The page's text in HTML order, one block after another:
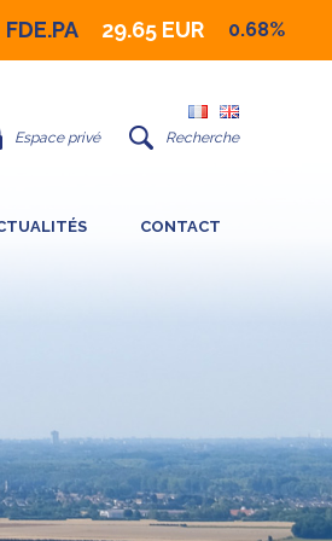
2026 - IMPACT DE LA FORTE
FDE.PA 29.65 EUR 0.68%
Espace privé Recherche
CONTACT